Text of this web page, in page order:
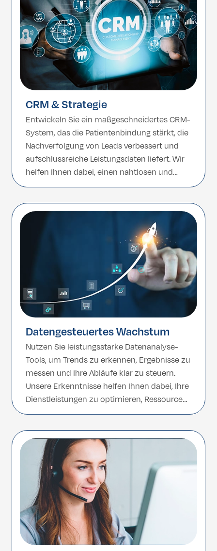
CRM & Strategie
Entwickeln Sie ein maßgeschneidertes CRM-
System, das die Patientenbindung stärkt, die
Nachverfolgung von Leads verbessert und
aufschlussreiche Leistungsdaten liefert. Wir
helfen Ihnen dabei, einen nahtlosen und
effizienten Patientenweg von der Anfrage bis
Datengesteuertes Wachstum
Nutzen Sie leistungsstarke Datenanalyse-
Tools, um Trends zu erkennen, Ergebnisse zu
messen und Ihre Abläufe klar zu steuern.
Unsere Erkenntnisse helfen Ihnen dabei, Ihre
Dienstleistungen zu optimieren, Ressourcen
effizienter einzusetzen und Ihr